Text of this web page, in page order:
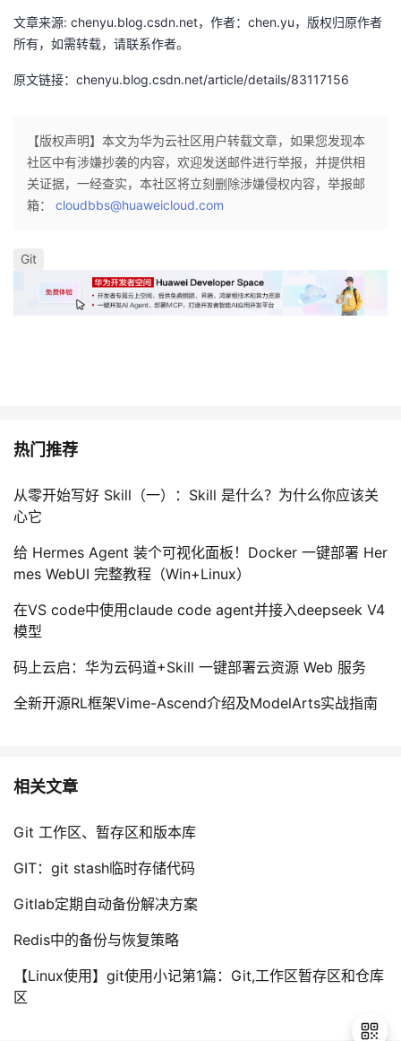
堂
我
课
程
的
认
我
的
验
我
收
我
的
术
支
我
云
声
议
文章来源: chenyu.blog.csdn.net，作者：chen.yu，版权归原作者
所有，如需转载，请联系作者。
原文链接：chenyu.blog.csdn.net/article/details/83117156
【版权声明】本文为华为云社区用户转载文章，如果您发现本
社区中有涉嫌抄袭的内容，欢迎发送邮件进行举报，并提供相
关证据，一经查实，本社区将立刻删除涉嫌侵权内容，举报邮
箱： cloudbbs@huaweicloud.com
Git
热门推荐
从零开始写好 Skill（一）：Skill 是什么？为什么你应该关
心它
给 Hermes Agent 装个可视化面板！Docker 一键部署 Her
mes WebUI 完整教程（Win+Linux）
在VS code中使用claude code agent并接入deepseek V4
模型
码上云启：华为云码道+Skill 一键部署云资源 Web 服务
全新开源RL框架Vime-Ascend介绍及ModelArts实战指南
相关文章
Git 工作区、暂存区和版本库
GIT：git stash临时存储代码
Gitlab定期自动备份解决方案
Redis中的备份与恢复策略
【Linux使用】git使用小记第1篇：Git,工作区暂存区和仓库
区